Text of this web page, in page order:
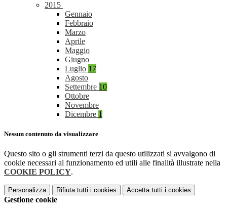
2015
Gennaio
Febbraio
Marzo
Aprile
Maggio
Giugno
Luglio 17
Agosto
Settembre 10
Ottobre
Novembre
Dicembre 1
Nessun contenuto da visualizzare
Questo sito o gli strumenti terzi da questo utilizzati si avvalgono di
cookie necessari al funzionamento ed utili alle finalità illustrate nella
COOKIE POLICY.
Personalizza Rifiuta tutti i cookies Accetta tutti i cookies
Gestione cookie